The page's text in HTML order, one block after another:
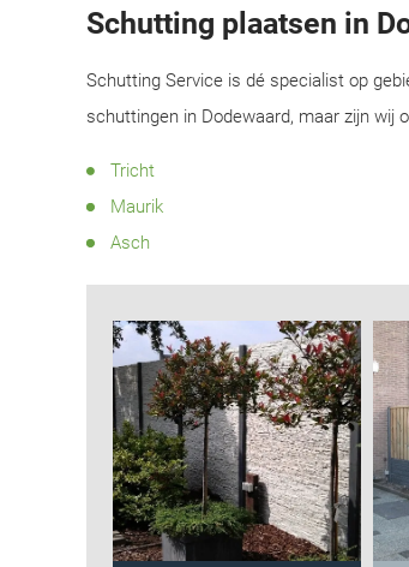
Schutting plaatsen in
Schutting Service is dé specialist op
schuttingen in Dodewaard, maar zijn wij
Tricht
Maurik
Asch